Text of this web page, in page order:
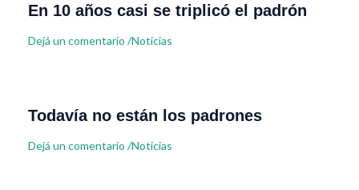
En 10 años casi se triplicó el padrón
Dejá un comentario /Noticias
Todavía no están los padrones
Dejá un comentario /Noticias